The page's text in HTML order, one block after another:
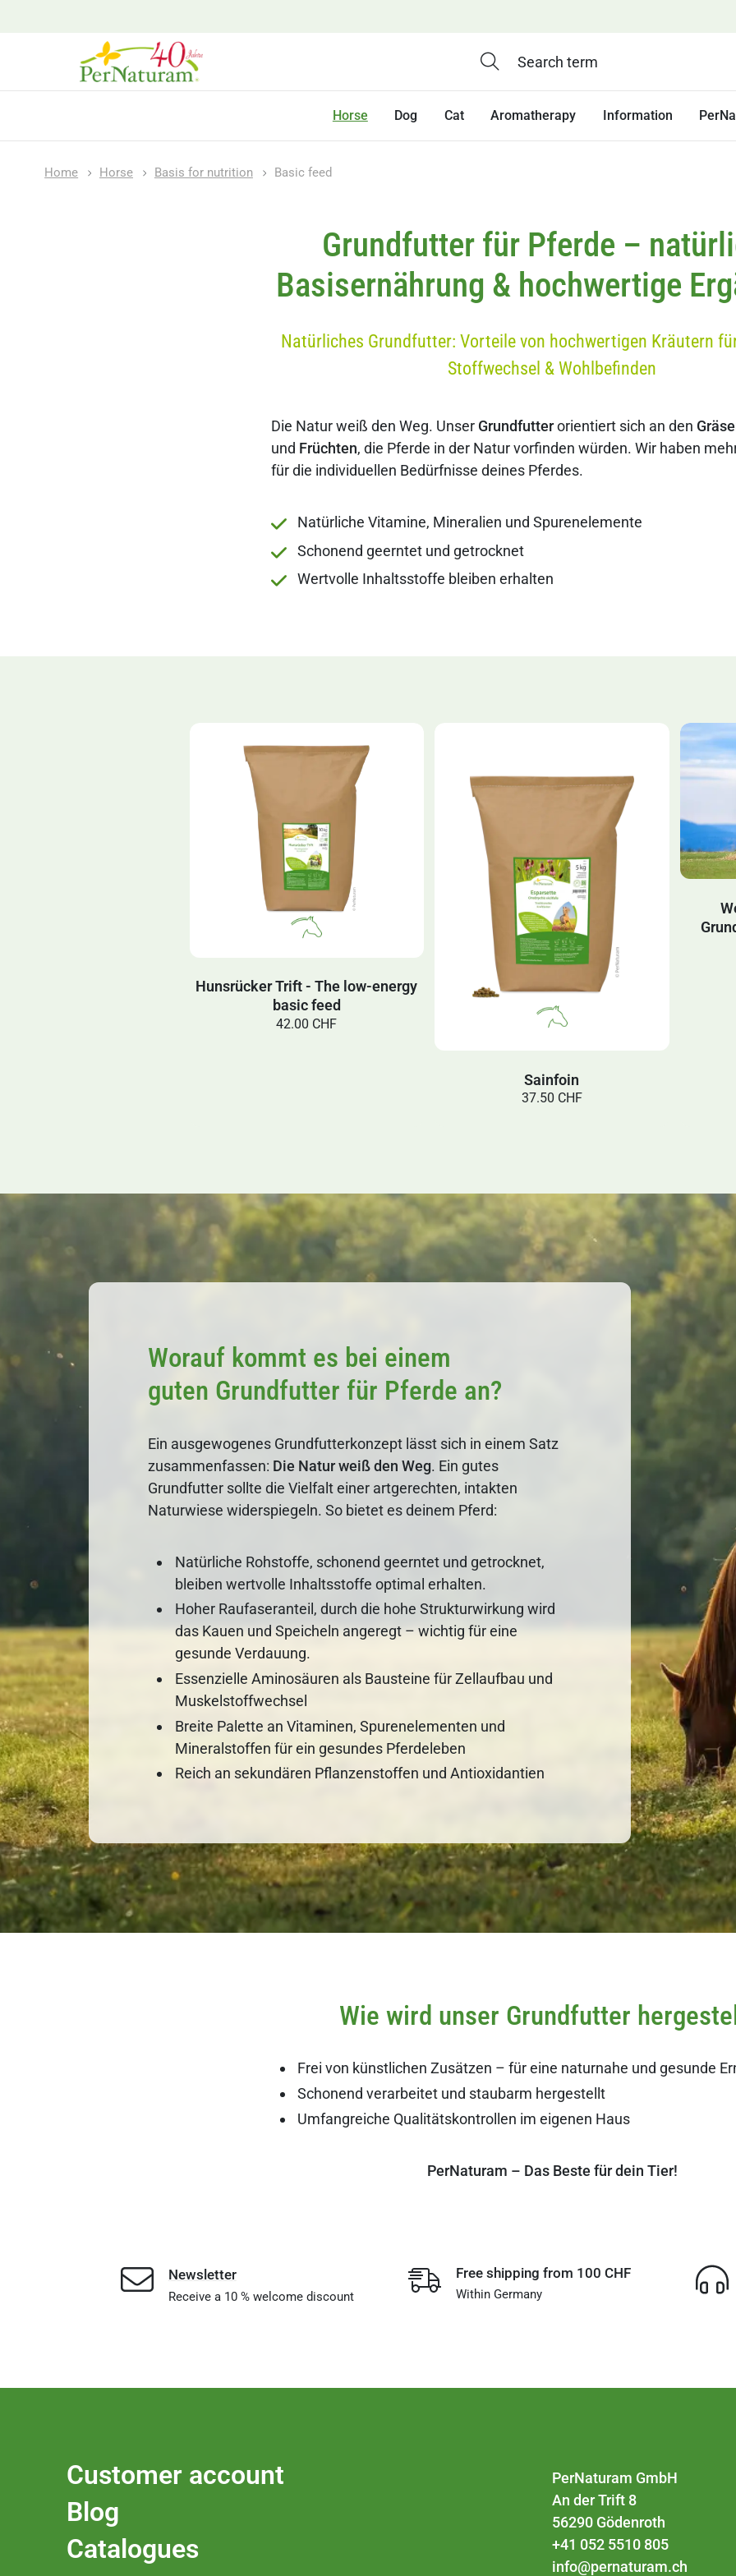
Horse Dog Cat Aromatherapy Information
Home Horse Basis for nutrition Basic feed
Grundfutter für Pferde –
Basisernährung & hochwertige
Natürliches Grundfutter: Vorteile von hochwertigen Kräutern
Stoffwechsel & Wohlbefinden
Die Natur weiß den Weg. Unser Grundfutterorientiert sich an den
und Früchten, die Pferde in der Natur vorfinden würden. Wir haben
für die individuellen Bedürfnisse deines Pferdes.
Natürliche Vitamine, Mineralien und Spurenelemente
Schonend geerntet und getrocknet
Wertvolle Inhaltsstoffe bleiben erhalten
Hunsrücker Trift - The low-energy
basic feed
42.00 CHF
Sainfoin
37.50 CHF
Worauf kommt es bei einem
guten Grundfutter für Pferde an?
Ein ausgewogenes Grundfutterkonzept lässt sich in einem Satz
zusammenfassen: Die Natur weiß den Weg. Ein gutes
Grundfutter sollte die Vielfalt einer artgerechten, intakten
Naturwiese widerspiegeln. So bietet es deinem Pferd:
Natürliche Rohstoffe, schonend geerntet und getrocknet,
bleiben wertvolle Inhaltsstoffe optimal erhalten.
Hoher Raufaseranteil, durch die hohe Strukturwirkung wird
das Kauen und Speicheln angeregt – wichtig für eine
gesunde Verdauung.
Essenzielle Aminosäuren als Bausteine für Zellaufbau und
Muskelstoffwechsel
Breite Palette an Vitaminen, Spurenelementen und
Mineralstoffen für ein gesundes Pferdeleben
Reich an sekundären Pflanzenstoffen und Antioxidantien
Wie wird unser Grundfutter
Frei von künstlichen Zusätzen – für eine naturnahe und gesunde
Schonend verarbeitet und staubarm hergestellt
Umfangreiche Qualitätskontrollen im eigenen Haus
PerNaturam – Das Beste für dein Tier!
Newsletter
Receive a 10 % welcome discount
Free shipping from 100 CHF
Within Germany
Customer account
Blog
Catalogues
PerNaturam GmbH
An der Trift 8
56290 Gödenroth
+41 052 5510 805
info@pernaturam.ch